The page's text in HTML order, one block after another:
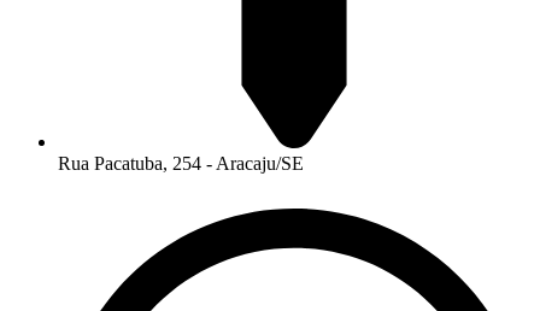
Rua Pacatuba, 254 - Aracaju/SE